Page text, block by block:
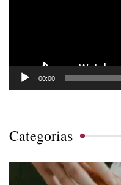
00:00
Categorias